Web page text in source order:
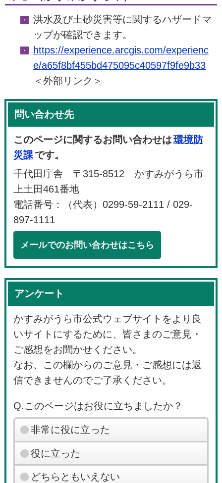
洪水及び土砂災害等に関するハザードマ
ップが確認できます。
https://experience.arcgis.com/experienc
e/a65f8bf455bd475095c40597f9fe9b33
＜外部リンク＞
問い合わせ先
このページに関するお問い合わせは環境防
災課です。
千代田庁舎 〒315-8512 かすみがうら市
上土田461番地
電話番号：（代表）0299-59-2111 / 029-
897-1111
メールでのお問い合わせはこちら
アンケート
かすみがうら市公式ウェブサイトをより良
いサイトにするために、皆さまのご意見・
ご感想をお聞かせください。
なお、この欄からのご意見・ご感想には返
信できませんのでご了承ください。
Q.このページはお役に立ちましたか？
非常に役に立った
役に立った
どちらともいえない